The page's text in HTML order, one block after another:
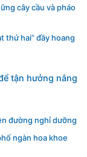
cây cầu và pháo
thứ hai” đầy hoang
tận hưởng nắng
đường nghỉ dưỡng
ngàn hoa khoe